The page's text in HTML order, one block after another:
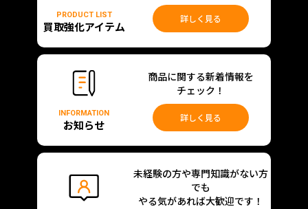
PRODUCT LIST
買取強化アイテム
詳しく見る
INFORMATION
お知らせ
商品に関する新着情報を
チェック！
詳しく見る
未経験の方や専門知識がない方
でも
やる気があれば大歓迎です！